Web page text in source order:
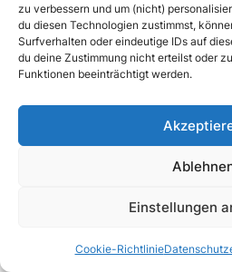
zu verbessern und um (nicht)
du diesen Technologien zustimmst,
Surfverhalten oder eindeutige IDs auf
du deine Zustimmung nicht erteilst oder
Funktionen beeinträchtigt werden.
Einstellungen
Cookie-Richtlinie